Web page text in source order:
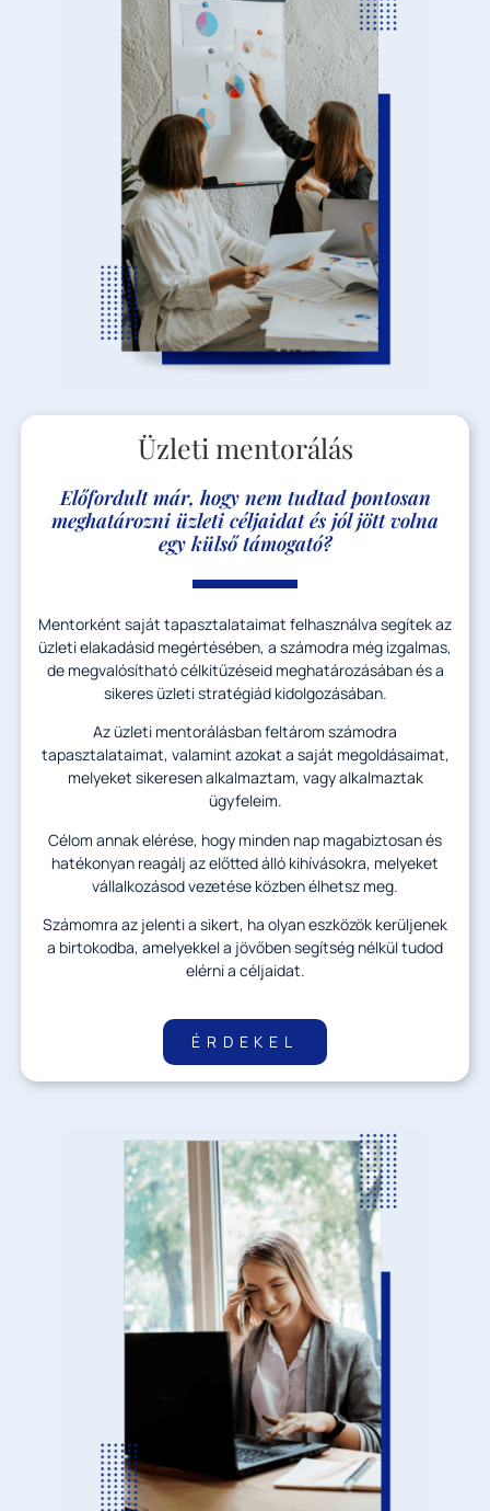
Üzleti mentorálás
Előfordult már, hogy nem tudtad pontosan
meghatározni üzleti céljaidat és jól jött volna
egy külső támogató?
Mentorként saját tapasztalataimat felhasználva segítek az
üzleti elakadásid megértésében, a számodra még izgalmas,
de megvalósítható célkitűzéseid meghatározásában és a
sikeres üzleti stratégiád kidolgozásában.
Az üzleti mentorálásban feltárom számodra
tapasztalataimat, valamint azokat a saját megoldásaimat,
melyeket sikeresen alkalmaztam, vagy alkalmaztak
ügyfeleim.
Célom annak elérése, hogy minden nap magabiztosan és
hatékonyan reagálj az előtted álló kihívásokra, melyeket
vállalkozásod vezetése közben élhetsz meg.
Számomra az jelenti a sikert, ha olyan eszközök kerüljenek
a birtokodba, amelyekkel a jövőben segítség nélkül tudod
elérni a céljaidat.
ÉRDEKEL